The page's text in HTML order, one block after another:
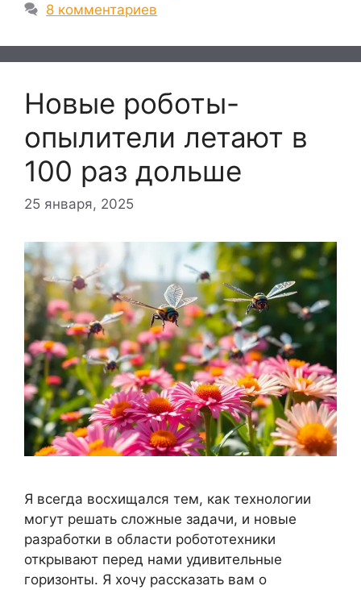
8 комментариев
Новые роботы-
опылители летают в
100 раз дольше
25 января, 2025
Я всегда восхищался тем, как технологии
могут решать сложные задачи, и новые
разработки в области робототехники
открывают перед нами удивительные
горизонты. Я хочу рассказать вам о